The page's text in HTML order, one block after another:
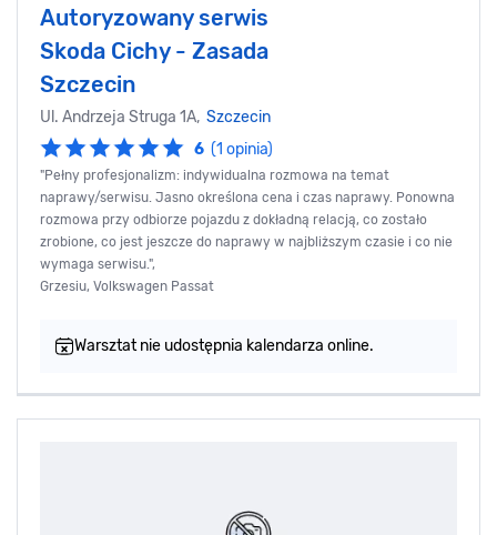
Autoryzowany serwis
Skoda Cichy - Zasada
Szczecin
Ul. Andrzeja Struga 1A, Szczecin
6 (1 opinia)
"Pełny profesjonalizm: indywidualna rozmowa na temat
naprawy/serwisu. Jasno określona cena i czas naprawy. Ponowna
rozmowa przy odbiorze pojazdu z dokładną relacją, co zostało
zrobione, co jest jeszcze do naprawy w najbliższym czasie i co nie
wymaga serwisu.",
Grzesiu, Volkswagen Passat
Warsztat nie udostępnia kalendarza online.